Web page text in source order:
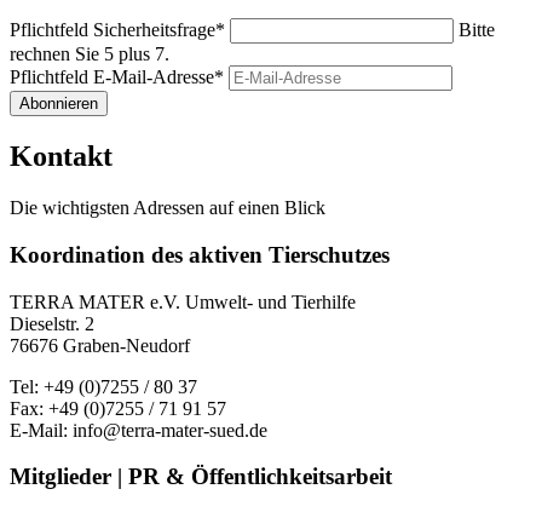
Pflichtfeld Sicherheitsfrage*
Bitte
rechnen Sie 5 plus 7.
Pflichtfeld E-Mail-Adresse*
Abonnieren
Kontakt
Die wichtigsten Adressen auf einen Blick
Koordination des aktiven Tierschutzes
TERRA MATER e.V. Umwelt- und Tierhilfe
Dieselstr. 2
76676 Graben-Neudorf
Tel: +49 (0)7255 / 80 37
Fax: +49 (0)7255 / 71 91 57
E-Mail: info@terra-mater-sued.de
Mitglieder | PR & Öffentlichkeitsarbeit